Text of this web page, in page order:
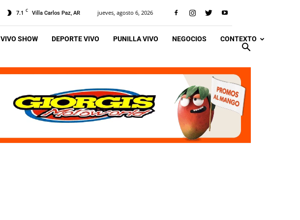
7.1 C Villa Carlos Paz, AR jueves, agosto 6, 2026
VIVO SHOW DEPORTE VIVO PUNILLA VIVO NEGOCIOS CONTEXTO